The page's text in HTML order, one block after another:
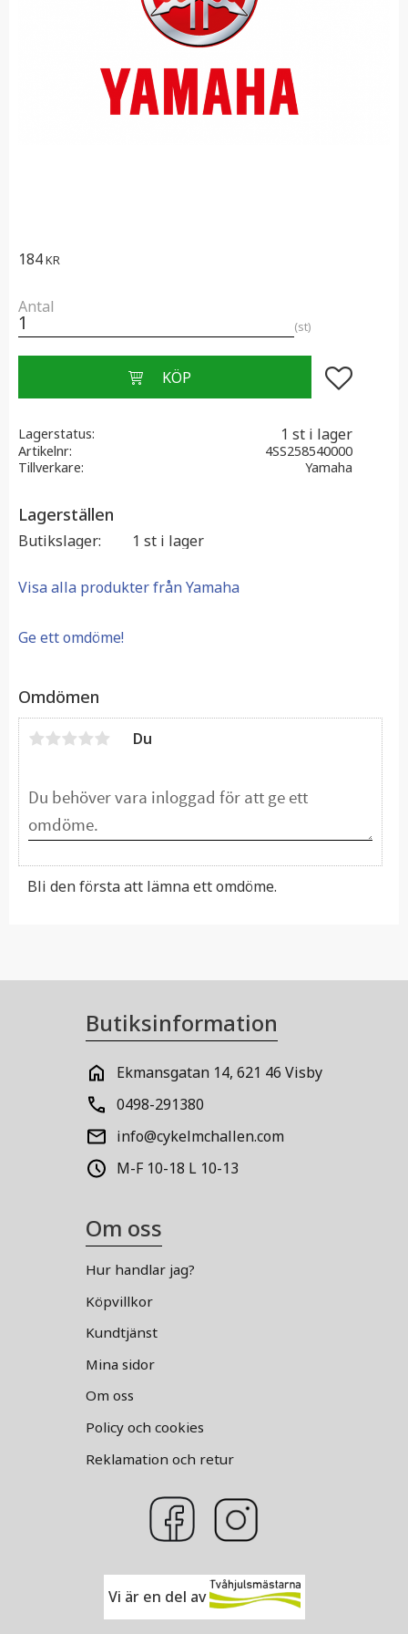
184KR
Antal
st
Lägg till i
Lagerstatus 1 st i lager
Artikelnr
4SS258540000
Tillverkare
Yamaha
Lagerställen
Butikslager 1 st i lager
Visa alla produkter från Yamaha
Ge ett omdöme!
Omdömen
Du
Bli den första att lämna ett omdöme.
Butiksinformation
Ekmansgatan 14, 621 46 Visby
0498-291380
info@cykelmchallen.com
M-F 10-18 L 10-13
Om oss
Hur handlar jag?
Köpvillkor
Kundtjänst
Mina sidor
Om oss
Policy och cookies
Reklamation och retur
Vi är en del av